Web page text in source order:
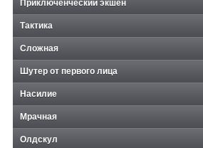
Приключенческий экшен
Тактика
Сложная
Шутер от первого лица
Насилие
Мрачная
Олдскул